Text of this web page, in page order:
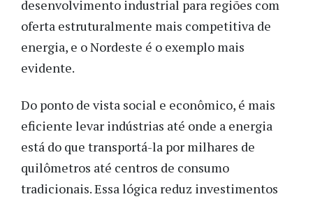
desenvolvimento industrial para regiões com
oferta estruturalmente mais competitiva de
energia, e o Nordeste é o exemplo mais
evidente.
Do ponto de vista social e econômico, é mais
eficiente levar indústrias até onde a energia
está do que transportá-la por milhares de
quilômetros até centros de consumo
tradicionais. Essa lógica reduz investimentos